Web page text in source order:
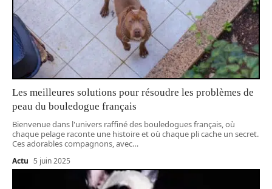
Les meilleures solutions pour résoudre les problèmes de
peau du bouledogue français
Bienvenue dans l'univers raffiné des bouledogues français, où
chaque pelage raconte une histoire et où chaque pli cache un secret.
Ces adorables compagnons, avec…
Actu 5 juin 2025